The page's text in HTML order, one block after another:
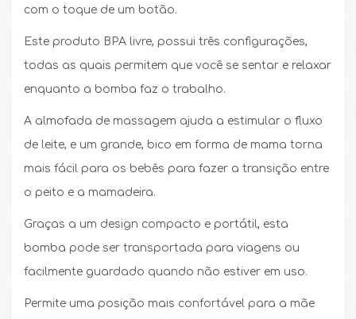
com o toque de um botão.
Este produto BPA livre, possui três configurações,
todas as quais permitem que você se sentar e relaxar
enquanto a bomba faz o trabalho.
A almofada de massagem ajuda a estimular o fluxo
de leite, e um grande, bico em forma de mama torna
mais fácil para os bebês para fazer a transição entre
o peito e a mamadeira.
Graças a um design compacto e portátil, esta
bomba pode ser transportada para viagens ou
facilmente guardado quando não estiver em uso.
Permite uma posição mais confortável para a mãe